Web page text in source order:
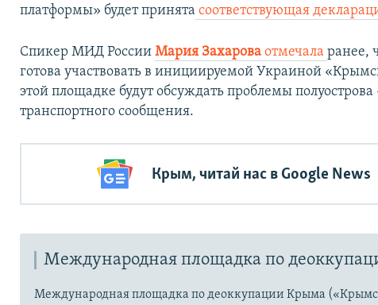
платформы» будет принята соответствующая
Спикер МИД РоссииМария Захарова отмечаларанее,
готова участвовать в инициируемой Украиной
этой площадке будут обсуждать проблемы
транспортного сообщения.
Крым, читай нас в Google News
Международная площадка по
Международная площадка по деоккупации Крыма